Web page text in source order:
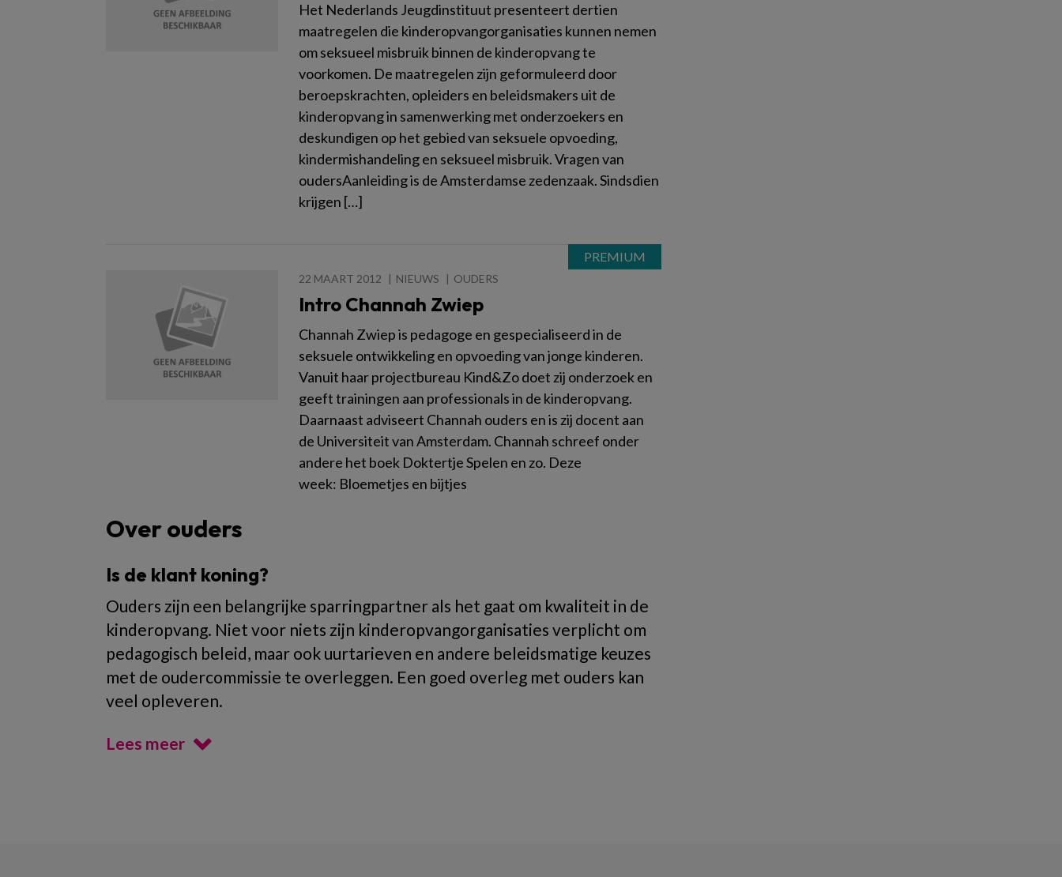
Het Nederlands Jeugdinstituut presenteert dertien
maatregelen die kinderopvangorganisaties kunnen nemen
om seksueel misbruik binnen de kinderopvang te
voorkomen. De maatregelen zijn geformuleerd door
beroepskrachten, opleiders en beleidsmakers uit de
kinderopvang in samenwerking met onderzoekers en
deskundigen op het gebied van seksuele opvoeding,
kindermishandeling en seksueel misbruik. Vragen van
oudersAanleiding is de Amsterdamse zedenzaak. Sindsdien
krijgen […]
22 MAART 2012 NIEUWS OUDERS
Intro Channah Zwiep
Channah Zwiep is pedagoge en gespecialiseerd in de
seksuele ontwikkeling en opvoeding van jonge kinderen.
Vanuit haar projectbureau Kind&Zo doet zij onderzoek en
geeft trainingen aan professionals in de kinderopvang.
Daarnaast adviseert Channah ouders en is zij docent aan
de Universiteit van Amsterdam. Channah schreef onder
andere het boek Doktertje Spelen en zo. Deze
week: Bloemetjes en bijtjes
Over ouders
Is de klant koning?
Ouders zijn een belangrijke sparringpartner als het gaat om kwaliteit in de
kinderopvang. Niet voor niets zijn kinderopvangorganisaties verplicht om
pedagogisch beleid, maar ook uurtarieven en andere beleidsmatige keuzes
met de oudercommissie te overleggen. Een goed overleg met ouders kan
veel opleveren.
Lees meer